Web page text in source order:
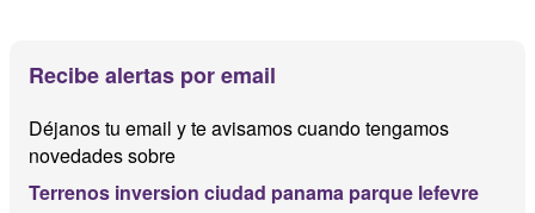
Recibe alertas por email
Déjanos tu email y te avisamos cuando tengamos
novedades sobre
Terrenos inversion ciudad panama parque lefevre